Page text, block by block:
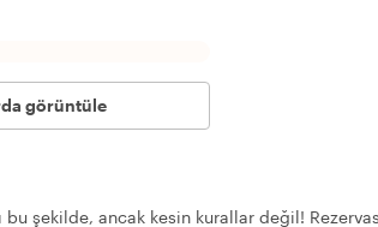
görüntüle
şekilde, ancak kesin kurallar değil!